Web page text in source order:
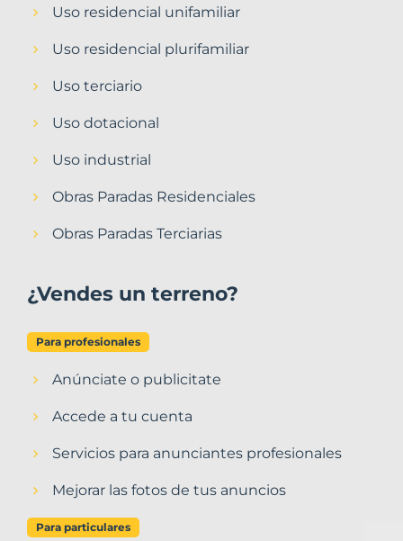
Uso residencial unifamiliar
Uso residencial plurifamiliar
Uso terciario
Uso dotacional
Uso industrial
Obras Paradas Residenciales
Obras Paradas Terciarias
¿Vendes un terreno?
Para profesionales
Anúnciate o publicitate
Accede a tu cuenta
Servicios para anunciantes profesionales
Mejorar las fotos de tus anuncios
Para particulares